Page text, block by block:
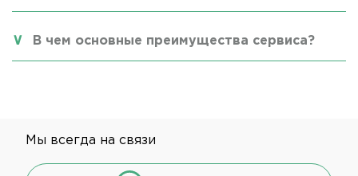
В чем основные преимущества сервиса?
Мы всегда на связи